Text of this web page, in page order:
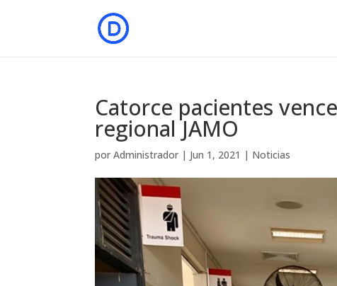
Catorce pacientes
regional JAMO
porAdministrador | Jun 1, 2021 | Noticias